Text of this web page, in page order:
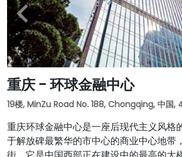
重庆 - 环球金融中心
19楼, MinZu Road No. 188, Chongqing, 中国,
重庆环球金融中心是一座后现代主义风格
于解放碑最繁华的市中心的商业中心地带